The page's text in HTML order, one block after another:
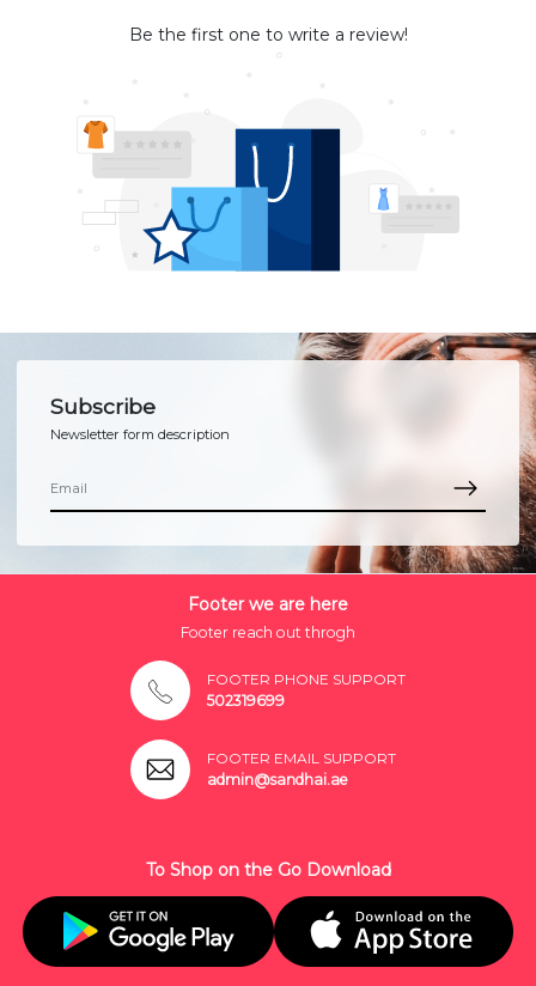
Be the first one to write a review!
Subscribe
Newsletter form description
Footer we are here
Footer reach out throgh
FOOTER PHONE SUPPORT
502319699
FOOTER EMAIL SUPPORT
admin@sandhai.ae
To Shop on the Go Download